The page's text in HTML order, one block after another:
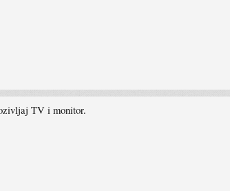
TV i monitor.